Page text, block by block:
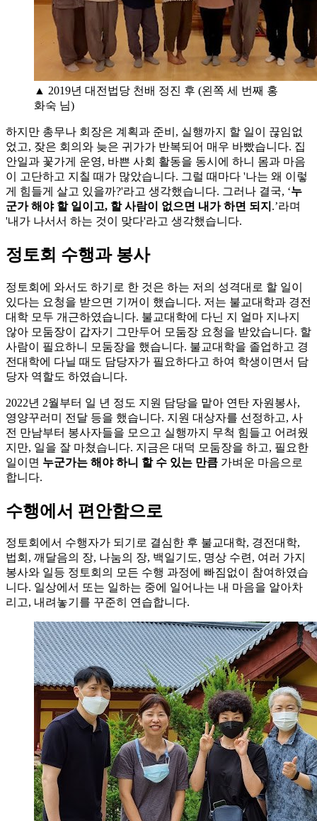
▲ 2019년 대전법당 천배 정진 후 (왼쪽 세 번째 홍
화숙 님)
하지만 총무나 회장은 계획과 준비, 실행까지 할 일이 끊임없
었고, 잦은 회의와 늦은 귀가가 반복되어 매우 바빴습니다. 집
안일과 꽃가게 운영, 바쁜 사회 활동을 동시에 하니 몸과 마음
이 고단하고 지칠 때가 많았습니다. 그럴 때마다 '나는 왜 이렇
게 힘들게 살고 있을까?'라고 생각했습니다. 그러나 결국, ‘누
군가 해야 할 일이고, 할 사람이 없으면 내가 하면 되지 .’라며
'내가 나서서 하는 것이 맞다'라고 생각했습니다.
정토회 수행과 봉사
정토회에 와서도 하기로 한 것은 하는 저의 성격대로 할 일이
있다는 요청을 받으면 기꺼이 했습니다. 저는 불교대학과 경전
대학 모두 개근하였습니다. 불교대학에 다닌 지 얼마 지나지
않아 모둠장이 갑자기 그만두어 모둠장 요청을 받았습니다. 할
사람이 필요하니 모둠장을 했습니다. 불교대학을 졸업하고 경
전대학에 다닐 때도 담당자가 필요하다고 하여 학생이면서 담
당자 역할도 하였습니다.
2022년 2월부터 일 년 정도 지원 담당을 맡아 연탄 자원봉사,
영양꾸러미 전달 등을 했습니다. 지원 대상자를 선정하고, 사
전 만남부터 봉사자들을 모으고 실행까지 무척 힘들고 어려웠
지만, 일을 잘 마쳤습니다. 지금은 대덕 모둠장을 하고, 필요한
일이면 누군가는 해야 하니 할 수 있는 만큼 가벼운 마음으로
합니다.
수행에서 편안함으로
정토회에서 수행자가 되기로 결심한 후 불교대학, 경전대학,
법회, 깨달음의 장, 나눔의 장, 백일기도, 명상 수련, 여러 가지
봉사와 일등 정토회의 모든 수행 과정에 빠짐없이 참여하였습
니다. 일상에서 또는 일하는 중에 일어나는 내 마음을 알아차
리고, 내려놓기를 꾸준히 연습합니다.